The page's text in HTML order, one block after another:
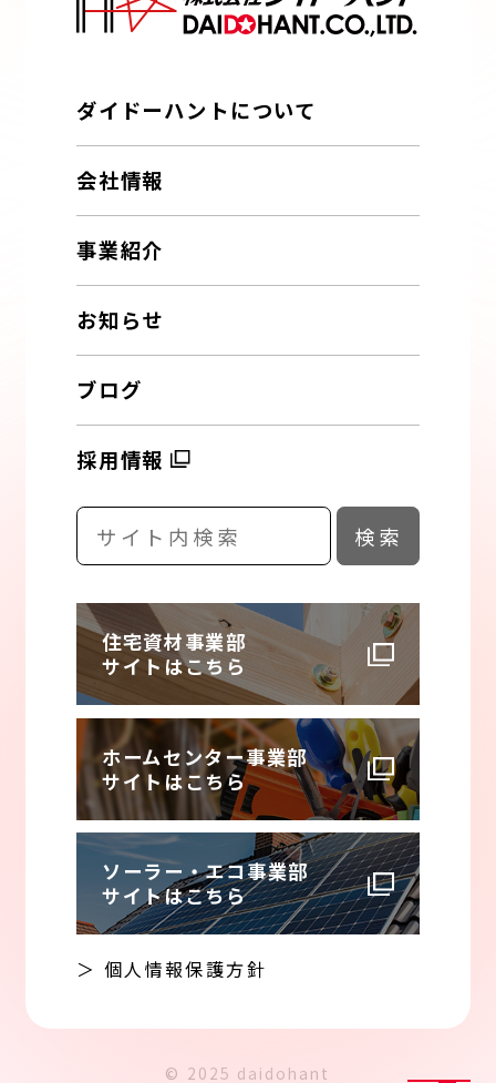
ダイドーハントについて
会社情報
事業紹介
お知らせ
ブログ
採用情報
住宅資材事業部
サイトはこちら
ホームセンター事業部
サイトはこちら
ソーラー・エコ事業部
サイトはこちら
＞ 個人情報保護方針
© 2025 daidohant